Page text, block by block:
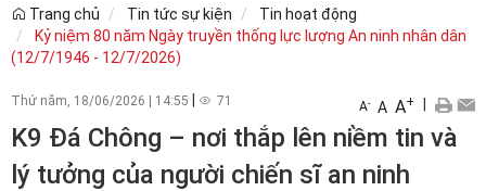
Trang chủ Tin tức sự kiện
Tin hoạt động
Kỷ niệm 80 năm Ngày truyền thống lực lượng An ninh nhân dân
(12/7/1946 - 12/7/2026)
Thứ năm, 18/06/2026 | 14:55 71 A- A A+
K9 Đá Chông – nơi thắp lên niềm tin và
lý tưởng của người chiến sĩ an ninh